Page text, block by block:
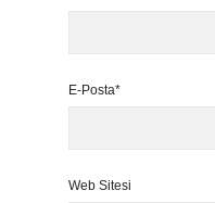
E-Posta*
Web Sitesi